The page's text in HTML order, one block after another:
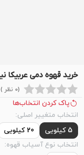
خرید قهوه دمی عربیکا
(0 نظر )
پاک کردن انتخاب‌ها
انتخاب متغییر اصلی:
5 کیلویی
20 کیلویی
انتخاب نوع آسیاب قهوه: